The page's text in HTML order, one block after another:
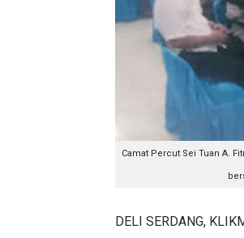
Camat Percut Sei Tuan A.
DELI SERDANG,